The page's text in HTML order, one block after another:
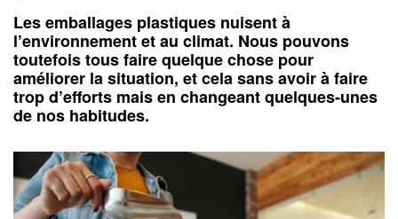
Les emballages plastiques nuisent à
l’environnement et au climat. Nous pouvons
toutefois tous faire quelque chose pour
améliorer la situation, et cela sans avoir à faire
trop d’efforts mais en changeant quelques-unes
de nos habitudes.